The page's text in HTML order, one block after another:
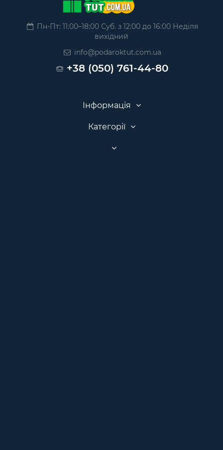
Пн-Пт: 11:00–18:00 Суб. з 12:00 до 16:00 Неділя
вихідний
info@podaroktut.com.ua
+38 (050) 761-44-80
Інформація
Категорії